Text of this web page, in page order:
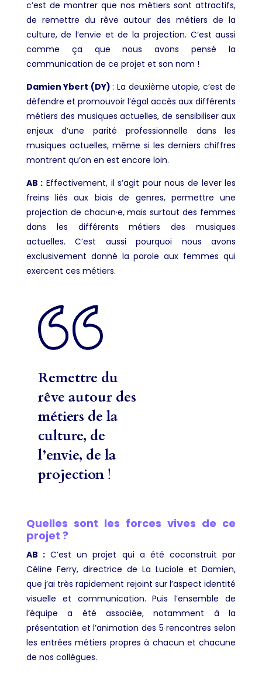
c’est de montrer que nos métiers sont attractifs,
de remettre du rêve autour des métiers de la
culture, de l’envie et de la projection. C’est aussi
comme ça que nous avons pensé la
communication de ce projet et son nom !
Damien Ybert (DY): La deuxième utopie, c’est de
défendre et promouvoir l’égal accès aux différents
métiers des musiques actuelles, de sensibiliser aux
enjeux d’une parité professionnelle dans les
musiques actuelles, même si les derniers chiffres
montrent qu’on en est encore loin.
AB : Effectivement, il s’agit pour nous de lever les
freins liés aux biais de genres, permettre une
projection de chacun·e, mais surtout des femmes
dans les différents métiers des musiques
actuelles. C’est aussi pourquoi nous avons
exclusivement donné la parole aux femmes qui
exercent ces métiers.
Remettre du
rêve autour des
métiers de la
culture, de
l’envie, de la
projection!
Quelles sont les forces vives de ce
projet ?
AB :C’est un projet qui a été coconstruit par
Céline Ferry, directrice de La Luciole et Damien,
que j’ai très rapidement rejoint sur l’aspect identité
visuelle et communication. Puis l’ensemble de
l’équipe a été associée, notamment à la
présentation et l’animation des 5 rencontres selon
les entrées métiers propres à chacun et chacune
de nos collègues.